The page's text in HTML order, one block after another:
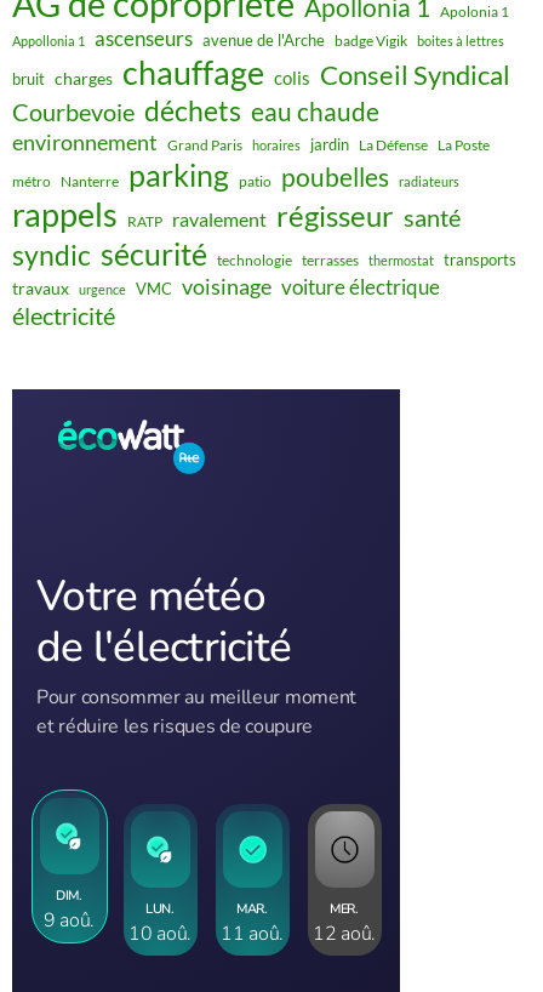
Apollonia 1 Apolonia 1
Appollonia 1 ascenseurs avenue de l'Arche badge Vigik boites à lettres
bruit charges chauffage colis Conseil Syndical
Courbevoie déchets eau chaude
environnement Grand Paris horaires jardin La Défense La Poste
métro Nanterre parking patio poubelles radiateurs
rappels RATP ravalement régisseur santé
syndic sécurité technologie terrasses thermostat transports
travaux urgence VMC voisinage voiture électrique
électricité